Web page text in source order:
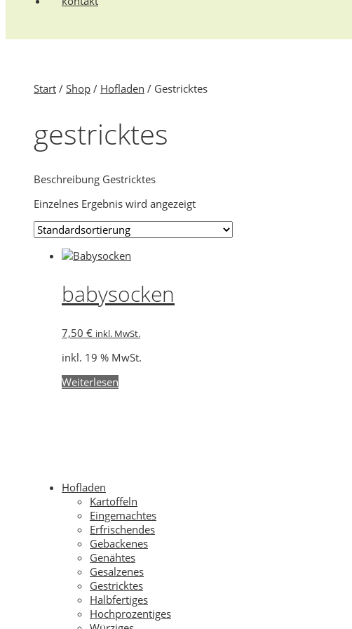
Start / Shop / Hofladen / Gestricktes
gestricktes
Beschreibung Gestricktes
Einzelnes Ergebnis wird angezeigt
babysocken
7,50 € inkl. MwSt.
inkl. 19 % MwSt.
Weiterlesen
Hofladen
Kartoffeln
Eingemachtes
Erfrischendes
Gebackenes
Genähtes
Gesalzenes
Gestricktes
Halbfertiges
Hochprozentiges